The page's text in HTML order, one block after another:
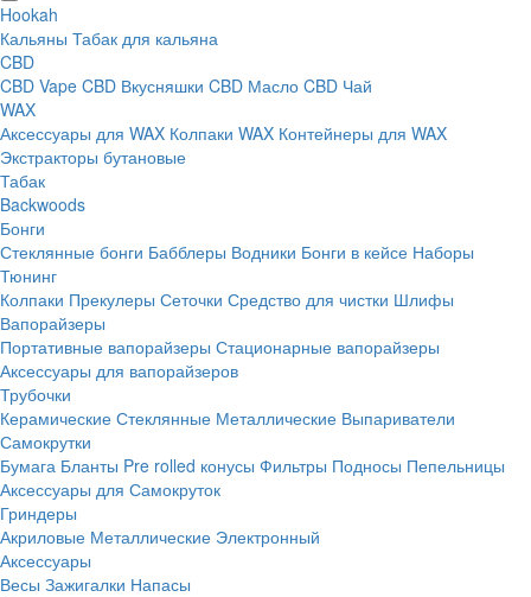
Hookah
Кальяны Табак для кальяна
CBD
CBD Vape CBD Вкусняшки CBD Масло CBD Чай
WAX
Аксессуары для WAX Колпаки WAX Контейнеры для WAX
Экстракторы бутановые
Табак
Backwoods
Бонги
Стеклянные бонги Бабблеры Водники Бонги в кейсе Наборы
Тюнинг
Колпаки Прекулеры Сеточки Средство для чистки Шлифы
Вапорайзеры
Портативные вапорайзеры Стационарные вапорайзеры
Аксессуары для вапорайзеров
Трубочки
Керамические Стеклянные Металлические Выпариватели
Самокрутки
Бумага Бланты Pre rolled конусы Фильтры Подносы Пепельницы
Аксессуары для Самокруток
Гриндеры
Акриловые Металлические Электронный
Аксессуары
Весы Зажигалки Напасы